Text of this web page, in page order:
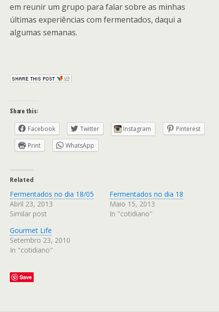
em reunir um grupo para falar sobre as minhas
últimas experiências com fermentados, daqui a
algumas semanas.
Share this:
Facebook Twitter Instagram
Pinterest
Print
WhatsApp
Related
Fermentados no dia 18/05
Abril 23, 2013
Similar post
Fermentados no dia 18
Maio 15, 2013
In "cotidiano"
Gourmet Life
Setembro 23, 2010
In "cotidiano"
Save